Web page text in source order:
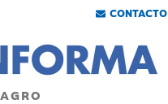
CONTACTO